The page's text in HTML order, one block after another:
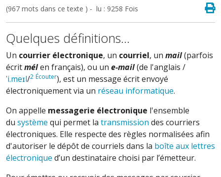
(967 mots dans ce texte ) - lu : 9258 Fois
Quelques définitions...
Un courrier électronique, un courriel, un mail(parfois
écritmélen français), ou un e-mail(de l'anglais /
ˈi.meɪl/2 Écouter), est un message écrit envoyé
électroniquement via un réseau informatique.
On appelle messagerie électronique l'ensemble
du système qui permet la transmission des courriers
électroniques. Elle respecte des règles normalisées afin
d'autoriser le dépôt de courriels dans la boîte aux lettres
électronique d’un destinataire choisi par l’émetteur.